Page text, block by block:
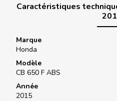
Caractéristiques
Marque
Honda
Modèle
CB 650 F ABS
Année
2015